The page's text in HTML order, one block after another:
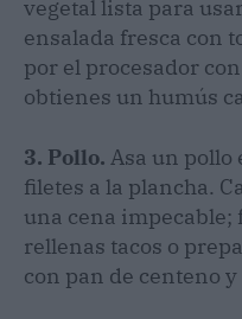
vegetal lista para
ensalada fresca con
por el procesador
obtienes un humús
3. Pollo. Asa un pollo
filetes a la plancha.
una cena impecable;
rellenas tacos o
con pan de centeno y